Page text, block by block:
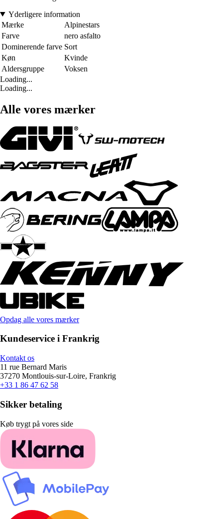
Yderligere information
Mærke
Alpinestars
Farve
nero asfalto
Dominerende farve Sort
Køn
Kvinde
Aldersgruppe
Voksen
Loading...
Loading...
Alle vores mærker
Opdag alle vores mærker
Kundeservice i Frankrig
Kontakt os
11 rue Bernard Maris
37270 Montlouis-sur-Loire, Frankrig
+33 1 86 47 62 58
Sikker betaling
Køb trygt på vores side